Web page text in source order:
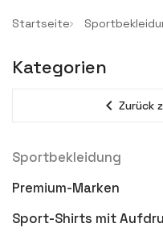
Startseite
Kategorien
expand_less Zurück
Sportbekleidung
Premium-Marken
Sport-Shirts mit